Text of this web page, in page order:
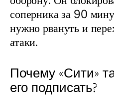
соперника за 90
нужно рвануть и
атаки.
Почему «Сити»
его подписать?